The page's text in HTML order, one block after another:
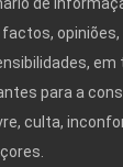
em
para a
culta,